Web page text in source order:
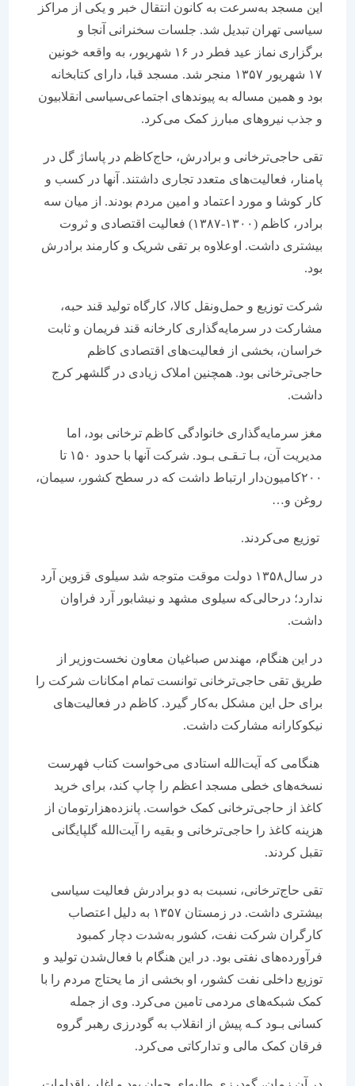
این مسجد به‌سرعت به کانون انتقال خبر و یکی از مراکز
سیاسی تهران تبدیل شد. جلسات سخنرانی آنجا و
بر‌‌گزاری نماز عید فطر در ۱۶ شهریور، به واقعه خونین
۱۷ شهریور ۱۳۵۷ منجر شد. مسجد قبا، دارای کتابخانه
بود و همین مساله به پیوند‌‌‌‌‌‌های اجتماعی‌سیاسی انقلابیون
و جذب نیرو‌‌‌‌‌‌های مبارز کمک می‌کرد.
تقی حاجی‌ترخانی و برادرش، حاج‌کاظم در پاساژ گل در
پامنار، فعالیت‌های متعدد تجاری داشتند. آنها در کسب و
کار کوشا و مورد اعتماد و ‌‌‌‌‌‌امین مردم بودند. از میان سه
برادر، کاظم (۱۳۰۰-۱۳۸۷) فعالیت اقتصادی و ثروت
بیشتری داشت. اوعلاوه بر تقی شریک و کارمند برادرش
شرکت توزیع و حمل‌ونقل کالا، کارگاه تولید قند حبه،
مشارکت در سرمایه‌گذاری کارخانه قند فریمان و ثابت
خراسان، بخشی از فعالیت‌های اقتصادی کاظم
حاجی‌ترخانی بود. همچنین املاک زیادی در گلشهر کرج
داشت.
مغز سرمایه‌گذاری خانوادگی کاظم ترخانی بود، اما
مدیریت آن، بـا تـقـی بـود. شرکت آنها با حدود ۱۵۰ تا
۲۰۰کامیون‌‌‌‌‌‌دار ارتباط داشت که در سطح کشور، سیمان،
روغن و…
توزیع می‌کردند.
در سال‌۱۳۵۸ دولت موقت متوجه شد سیلوی قزوین‌ آرد
ندارد؛ درحالی‌که سیلوی مشهد و نیشابور آرد فراوان
داشت.
در این هنگام، مهندس صباغیان معاون نخست‌وزیر از
طریق تقی حاجی‌ترخانی توانست تمام امکانات شرکت را
برای حل این مشکل به‌کار گیرد. کاظم در فعالیت‌های
نیکوکارانه مشارکت داشت.
هنگامی که آیت‌الله استادی می‌‌‌‌‌‌خواست کتاب فهرست
نسخه‌‌‌‌‌‌های خطی مسجد اعظم را چاپ کند، برای خرید
کاغذ از حاجی‌ترخانی کمک خواست. پانزده‌هزار‌تومان از
هزینه کاغذ را حاجی‌ترخانی و بقیه را آیت‌الله گلپایگانی
تقبل کردند.
تقی حاج‌ترخانی، نسبت به دو برادرش فعالیت سیاسی
بیشتری داشت. در زمستان ۱۳۵۷ به دلیل اعتصاب
کارگران شرکت نفت، کشور به‌شدت دچار کمبود
فرآورده‌های نفتی بود. در این هنگام با فعال‌شدن تولید و
توزیع داخلی نفت کشور، او بخشی از ما یحتاج مردم را با
کمک شبکه‌‌‌‌‌‌های مردمی تامین می‌کرد. وی از جمله
کسانی بـود کـه پیش از انقلاب به گودرزی رهبر گروه
فرقان کمک مالی و تدارکاتی می‌کرد.